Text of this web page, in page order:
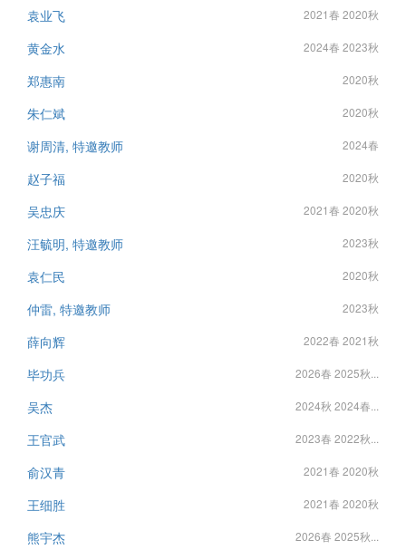
袁业飞 2021春 2020秋
黄金水 2024春 2023秋
郑惠南 2020秋
朱仁斌 2020秋
谢周清, 特邀教师 2024春
赵子福 2020秋
吴忠庆 2021春 2020秋
汪毓明, 特邀教师 2023秋
袁仁民 2020秋
仲雷, 特邀教师 2023秋
薛向辉 2022春 2021秋
毕功兵 2026春 2025秋...
吴杰 2024秋 2024春...
王官武 2023春 2022秋...
俞汉青 2021春 2020秋
王细胜 2021春 2020秋
熊宇杰 2026春 2025秋...